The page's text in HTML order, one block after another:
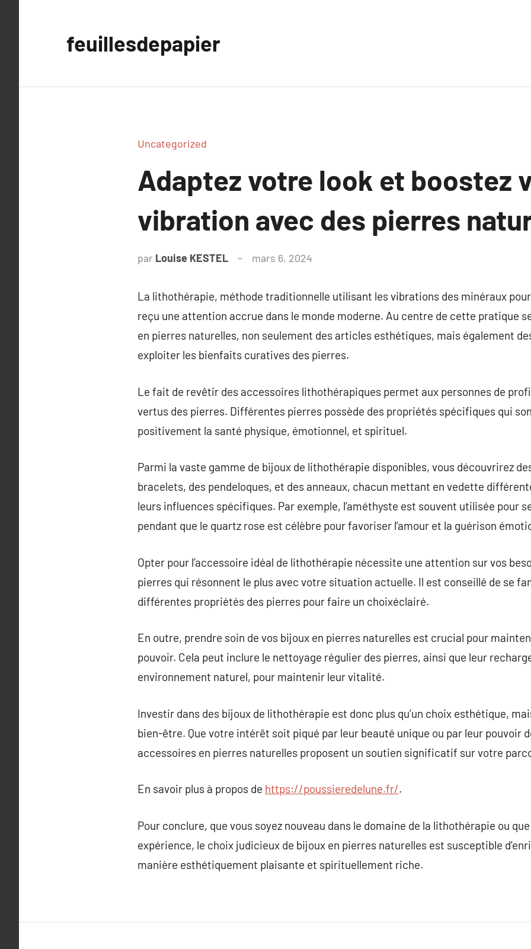
feuillesdepapier
Uncategorized
Adaptez votre look et boostez
vibration avec des pierres
par Louise KESTEL mars 6, 2024
La lithothérapie, méthode traditionnelle utilisant les vibrations des minéraux
reçu une attention accrue dans le monde moderne. Au centre de cette pratique
en pierres naturelles, non seulement des articles esthétiques, mais également
exploiter les bienfaits curatives des pierres.
Le fait de revêtir des accessoires lithothérapiques permet aux personnes de
vertus des pierres. Différentes pierres possède des propriétés spécifiques qui
positivement la santé physique, émotionnel, et spirituel.
Parmi la vaste gamme de bijoux de lithothérapie disponibles, vous découvrirez
bracelets, des pendeloques, et des anneaux, chacun mettant en vedette
leurs influences spécifiques. Par exemple, l’améthyste est souvent utilisée pour
pendant que le quartz rose est célèbre pour favoriser l’amour et la guérison
Opter pour l’accessoire idéal de lithothérapie nécessite une attention sur vos
pierres qui résonnent le plus avec votre situation actuelle. Il est conseillé de se
différentes propriétés des pierres pour faire un choixéclairé.
En outre, prendre soin de vos bijoux en pierres naturelles est crucial pour
pouvoir. Cela peut inclure le nettoyage régulier des pierres, ainsi que leur
environnement naturel, pour maintenir leur vitalité.
Investir dans des bijoux de lithothérapie est donc plus qu’un choix esthétique,
bien-être. Que votre intérêt soit piqué par leur beauté unique ou par leur pouvoir
accessoires en pierres naturelles proposent un soutien significatif sur votre
En savoir plus à propos de https://poussieredelune.fr/.
Pour conclure, que vous soyez nouveau dans le domaine de la lithothérapie ou
expérience, le choix judicieux de bijoux en pierres naturelles est susceptible
manière esthétiquement plaisante et spirituellement riche.